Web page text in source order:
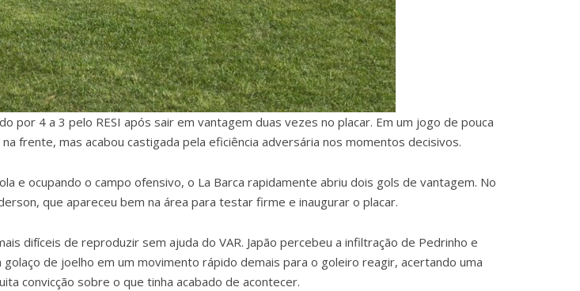
por 4 a 3 pelo RESI após sair em vantagem duas vezes no placar. Em um jogo de pouca
frente, mas acabou castigada pela eficiência adversária nos momentos decisivos.
e ocupando o campo ofensivo, o La Barca rapidamente abriu dois gols de vantagem. No
que apareceu bem na área para testar firme e inaugurar o placar.
difíceis de reproduzir sem ajuda do VAR. Japão percebeu a infiltração de Pedrinho e
de joelho em um movimento rápido demais para o goleiro reagir, acertando uma
convicção sobre o que tinha acabado de acontecer.